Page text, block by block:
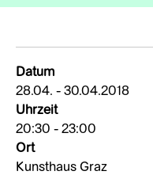
Datum
28.04. - 30.04.2018
Uhrzeit
20:30 - 23:00
Ort
Kunsthaus Graz